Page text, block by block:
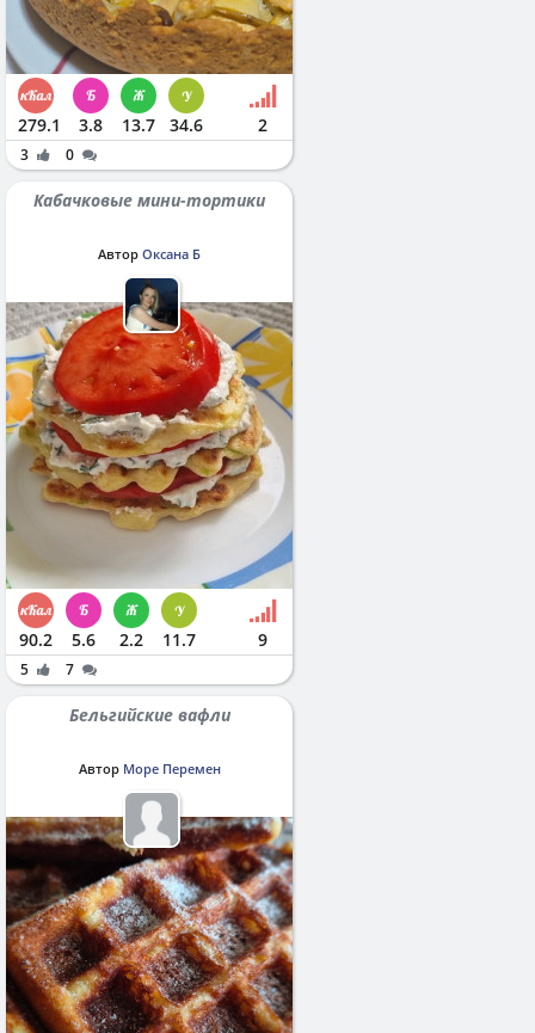
279.1 3.8 13.7 34.6 2
3 0
Кабачковые мини-тортики
Автор Оксана Б
90.2 5.6 2.2 11.7 9
5 7
Бельгийские вафли
Автор Море Перемен